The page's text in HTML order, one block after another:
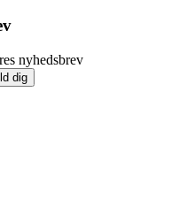
nyhedsbrev
dig